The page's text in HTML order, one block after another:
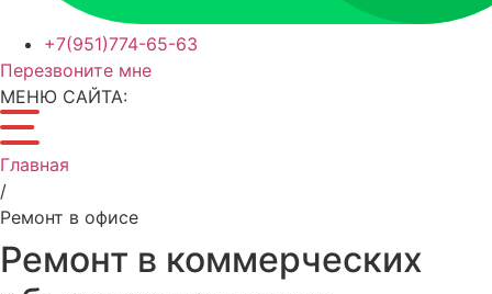
+7(951)774-65-63
Перезвоните мне
МЕНЮ САЙТА:
Главная
/
Ремонт в офисе
Ремонт в коммерческих